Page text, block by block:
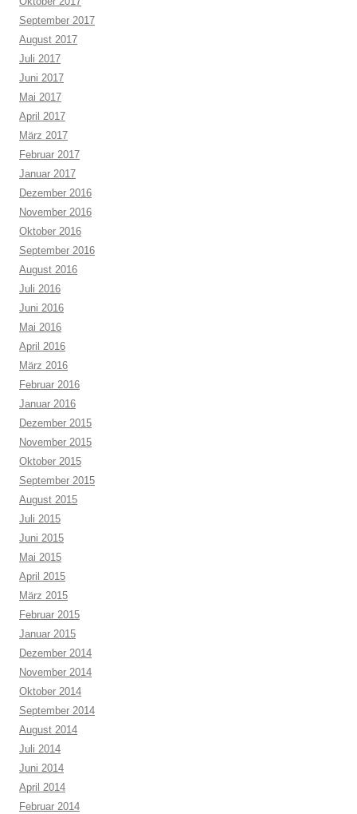
September 2017
August 2017
Juli 2017
Juni 2017
Mai 2017
April 2017
März 2017
Februar 2017
Januar 2017
Dezember 2016
November 2016
Oktober 2016
September 2016
August 2016
Juli 2016
Juni 2016
Mai 2016
April 2016
März 2016
Februar 2016
Januar 2016
Dezember 2015
November 2015
Oktober 2015
September 2015
August 2015
Juli 2015
Juni 2015
Mai 2015
April 2015
März 2015
Februar 2015
Januar 2015
Dezember 2014
November 2014
Oktober 2014
September 2014
August 2014
Juli 2014
Juni 2014
April 2014
Februar 2014